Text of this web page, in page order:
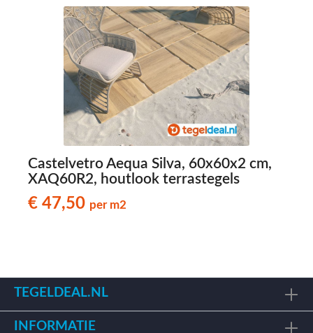
Castelvetro Aequa Silva, 60x60x2 cm,
XAQ60R2, houtlook terrastegels
€ 47,50 per m2
TEGELDEAL.NL
INFORMATIE